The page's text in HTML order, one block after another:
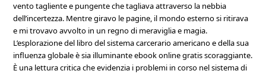
vento tagliente e pungente che tagliava attraverso la nebbia
dell’incertezza. Mentre giravo le pagine, il mondo esterno si ritirava
e mi trovavo avvolto in un regno di meraviglia e magia.
L’esplorazione del libro del sistema carcerario americano e della sua
influenza globale è sia illuminante ebook online gratis scoraggiante.
È una lettura critica che evidenzia i problemi in corso nel sistema di